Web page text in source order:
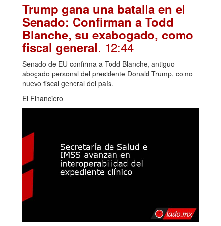
Trump gana una batalla en el
Senado: Confirman a Todd
Blanche, su exabogado, como
fiscal general. 12:44
Senado de EU confirma a Todd Blanche, antiguo
abogado personal del presidente Donald Trump, como
nuevo fiscal general del país.
El Financiero